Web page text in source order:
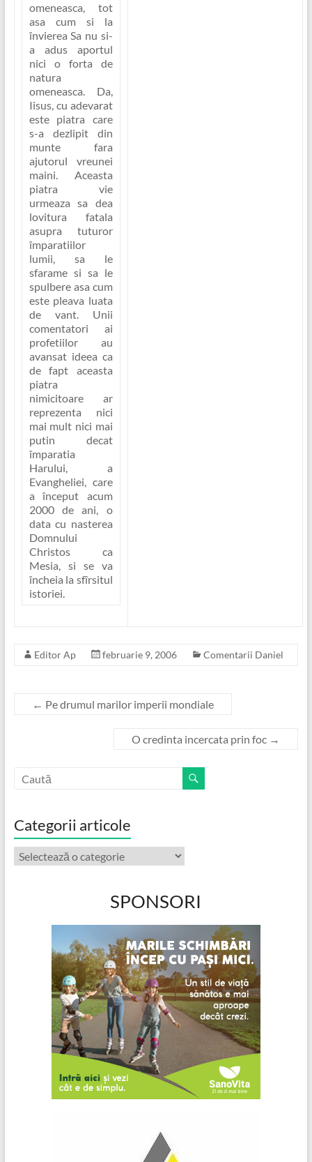
omeneasca, tot
asa cum si la
învierea Sa nu si-
a adus aportul
nici o forta de
natura
omeneasca. Da,
Iisus, cu adevarat
este piatra care
s-a dezlipit din
munte fara
ajutorul vreunei
maini. Aceasta
piatra vie
urmeaza sa dea
lovitura fatala
asupra tuturor
împaratiilor
lumii, sa le
sfarame si sa le
spulbere asa cum
este pleava luata
de vant. Unii
comentatori ai
profetiilor au
avansat ideea ca
de fapt aceasta
piatra
nimicitoare ar
reprezenta nici
mai mult nici mai
putin decat
împaratia
Harului, a
Evangheliei, care
a început acum
2000 de ani, o
data cu nasterea
Domnului
Christos ca
Mesia, si se va
încheia la sfîrsitul
istoriei.
Editor Ap februarie 9, 2006 Comentarii Daniel
← Pe drumul marilor imperii mondiale
O credinta incercata prin foc →
Categorii articole
Categorii
articole
SPONSORI